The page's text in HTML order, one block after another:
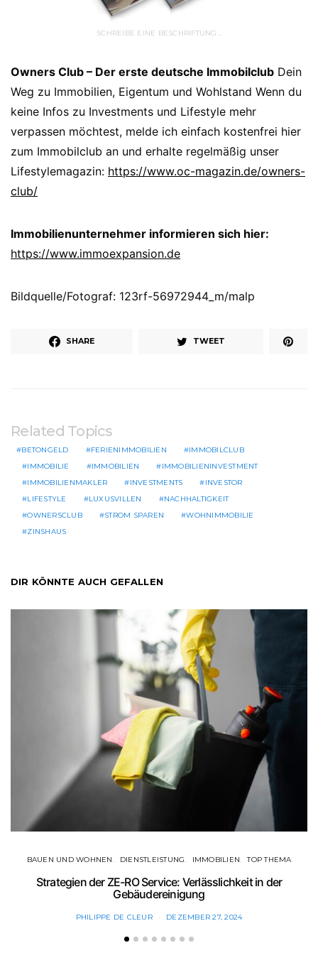
SCHREIBE EINE BESCHRIFTUNG…
Owners Club – Der erste deutsche Immobilclub Dein
Weg zu Immobilien, Eigentum und Wohlstand Wenn du
keine Infos zu Investments und Lifestyle mehr
verpassen möchtest, melde ich einfach kostenfrei hier
zum Immobilclub an und erhalte regelmäßig unser
Lifestylemagazin: https://www.oc-magazin.de/owners-
club/
Immobilienunternehmer informieren sich hier:
https://www.immoexpansion.de
Bildquelle/Fotograf: 123rf-56972944_m/malp
SHARE TWEET
Related Topics
BETONGELD FERIENIMMOBILIEN
IMMOBILCLUB
IMMOBILIE
IMMOBILIEN
IMMOBILIENINVESTMENT
IMMOBILIENMAKLER
INVESTMENTS
INVESTOR
LIFESTYLE
LUXUSVILLEN
NACHHALTIGKEIT
OWNERSCLUB
STROM SPAREN
WOHNIMMOBILIE
ZINSHAUS
DIR KÖNNTE AUCH GEFALLEN
BAUEN UND WOHNEN DIENSTLEISTUNG IMMOBILIEN TOP THEMA
Strategien der ZE-RO Service: Verlässlichkeit in der
Gebäudereinigung
PHILIPPE DE CLEUR DEZEMBER 27, 2024